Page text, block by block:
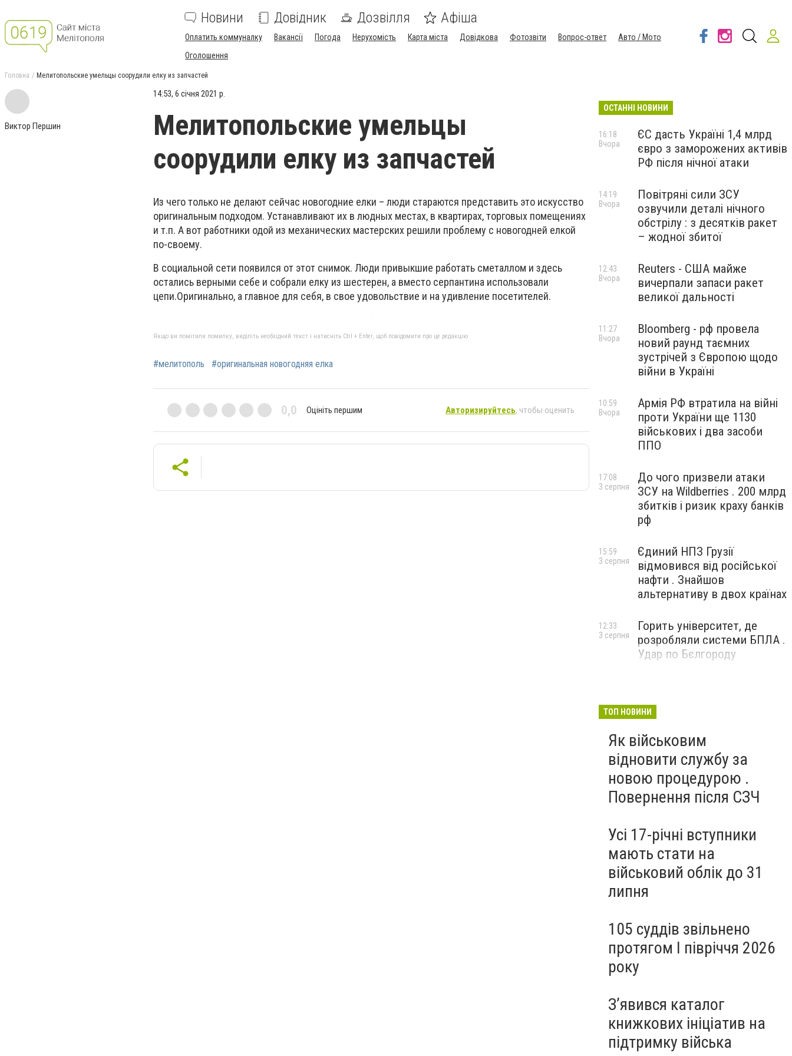
Новини Довідник Дозвілля Афіша
Оплатить коммуналку Вакансії Погода Нерухомість Карта міста Довідкова Фотозвіти Вопрос-ответ
Авто / Мото
Оголошення
Головна Мелитопольские умельцы соорудили елку из запчастей
Виктор Першин
14:53, 6 січня 2021 р.
Мелитопольские умельцы
соорудили елку из запчастей
Из чего только не делают сейчас новогодние елки – люди стараются представить это искусство
оригинальным подходом. Устанавливают их в людных местах, в квартирах, торговых помещениях
и т.п. А вот работники одой из механических мастерских решили проблему с новогодней елкой
по-своему.
В социальной сети появился от этот снимок. Люди привыкшие работать сметаллом и здесь
остались верными себе и собрали елку из шестерен, а вместо серпантина использовали
цепи.Оригинально, а главное для себя, в свое удовольствие и на удивление посетителей.
Якщо ви помітили помилку, виділіть необхідний текст і натисніть Ctrl + Enter, щоб повідомити про це редакцію
#мелитополь #оригинальная новогодняя елка
0,0 Оцініть першим Авторизируйтесь, чтобы оценить
ОСТАННІ НОВИНИ
ЄС дасть Україні 1,4 млрд
євро з заморожених активів
РФ після нічної атаки
16:18
Вчора
Повітряні сили ЗСУ
озвучили деталі нічного
обстрілу : з десятків ракет
– жодної збитої
14:19
Вчора
Reuters - США майже
вичерпали запаси ракет
великої дальності
12:43
Вчора
Bloomberg - рф провела
новий раунд таємних
зустрічей з Європою щодо
війни в Україні
11:27
Вчора
Армія РФ втратила на війні
проти України ще 1130
військових і два засоби
ППО
10:59
Вчора
До чого призвели атаки
ЗСУ на Wildberries . 200 млрд
збитків і ризик краху банків
рф
17:08
3 серпня
Єдиний НПЗ Грузії
відмовився від російської
нафти . Знайшов
альтернативу в двох країнах
15:59
3 серпня
Горить університет, де
розробляли системи БПЛА .
Удар по Бєлгороду
12:33
3 серпня
ТОП НОВИНИ
Як військовим
відновити службу за
новою процедурою .
Повернення після СЗЧ
Усі 17-річні вступники
мають стати на
військовий облік до 31
липня
105 суддів звільнено
протягом I півріччя 2026
року
З’явився каталог
книжкових ініціатив на
підтримку війська